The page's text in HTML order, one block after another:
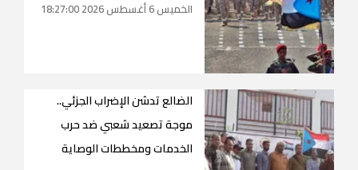
الخميس 6 أغسطس 2026 18:27:00
الضالع تدشن الإضراب الجزئي..
موجة تصعيد شعبي ضد حرب
الخدمات ومخططات الوصاية